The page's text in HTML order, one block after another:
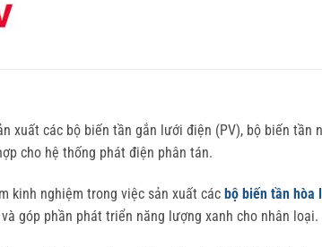
xuất các bộ biến tần gắn lưới điện (PV), bộ biến tần
cho hệ thống phát điện phân tán.
kinh nghiệm trong việc sản xuất các bộ biến tần hòa
góp phần phát triển năng lượng xanh cho nhân loại.